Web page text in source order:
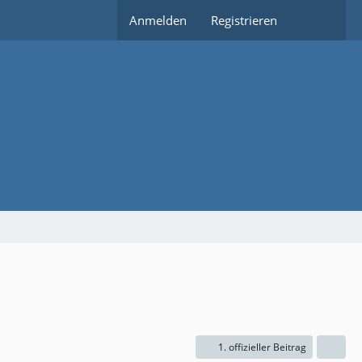
Anmelden Registrieren
1. offizieller Beitrag